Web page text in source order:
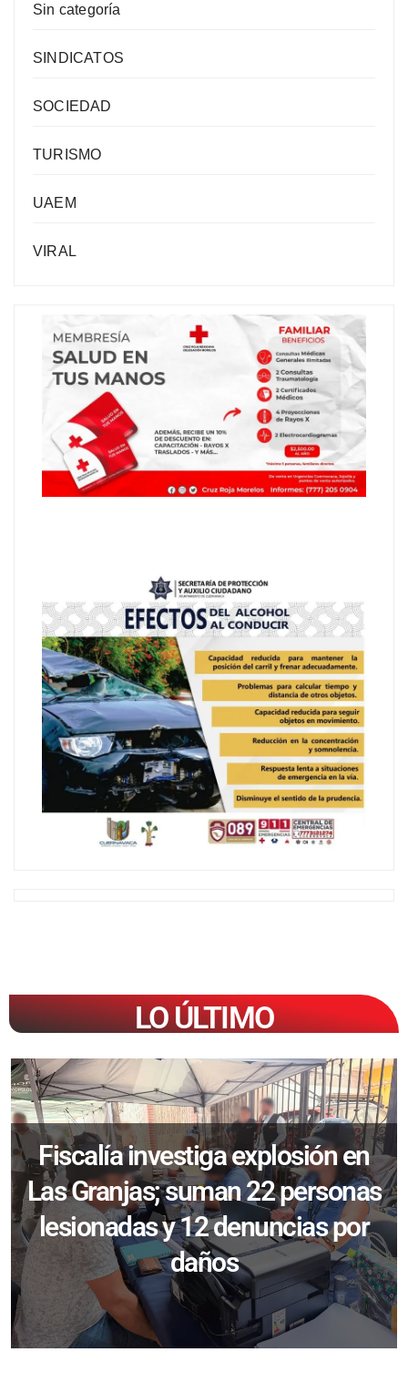
Sin categoría
SINDICATOS
SOCIEDAD
TURISMO
UAEM
VIRAL
LO ÚLTIMO
Fiscalía investiga explosión en
Las Granjas; suman 22 personas
lesionadas y 12 denuncias por
daños